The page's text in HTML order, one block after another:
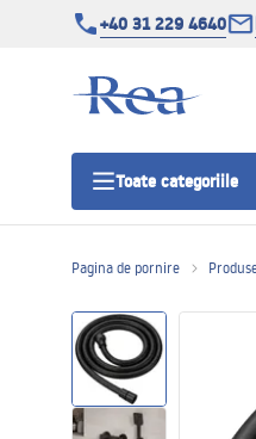
+40 31 229 4640
Toate categoriile
Usi pentru
Cadite de dus
Pagina de pornire